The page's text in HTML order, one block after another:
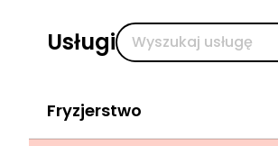
Usługi
Fryzjerstwo